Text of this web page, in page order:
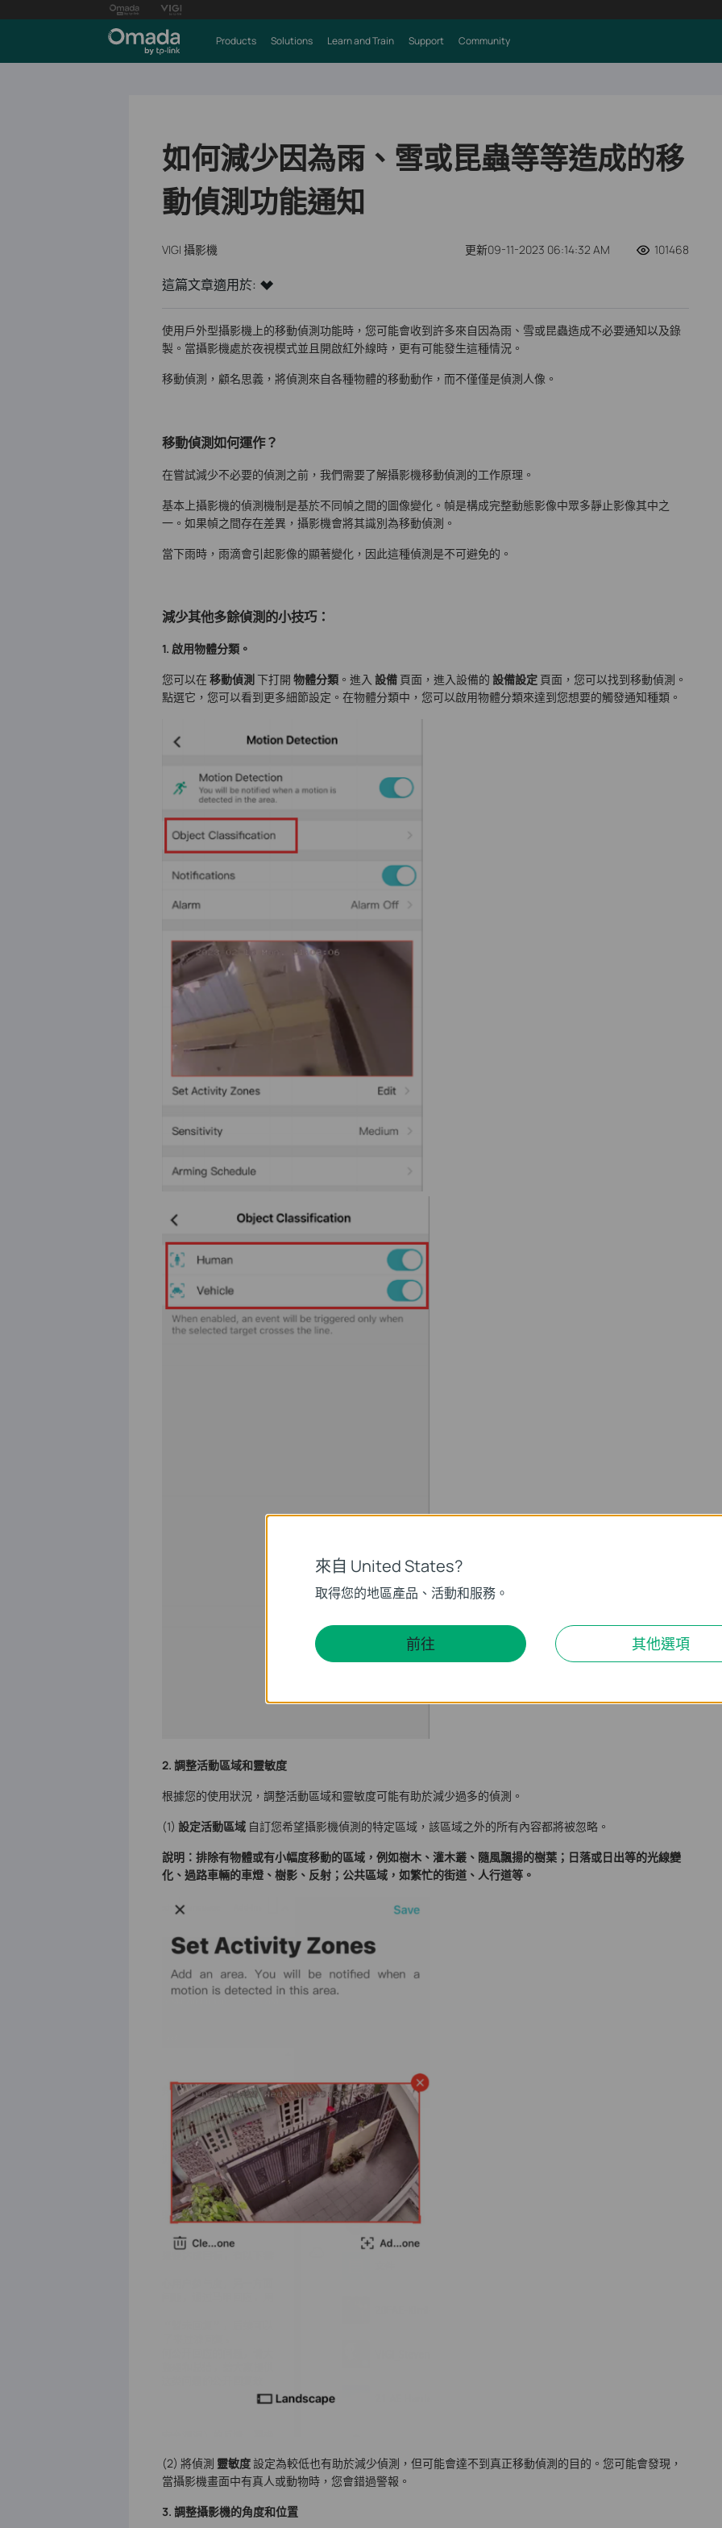
Products Solutions Learn and Train Support Community
如何減少因為雨、雪或昆蟲等等造成的移
動偵測功能通知
VIGI 攝影機 更新09-11-2023 06:14:32 AM 101468
這篇文章適用於:
使用戶外型攝影機上的移動偵測功能時，您可能會收到許多來自因為雨、雪或昆蟲造成不必要通知以及錄
製。當攝影機處於夜視模式並且開啟紅外線時，更有可能發生這種情況。
移動偵測，顧名思義，將偵測來自各種物體的移動動作，而不僅僅是偵測人像。
移動偵測如何運作？
在嘗試減少不必要的偵測之前，我們需要了解攝影機移動偵測的工作原理。
基本上攝影機的偵測機制是基於不同幀之間的圖像變化。幀是構成完整動態影像中眾多靜止影像其中之
一。如果幀之間存在差異，攝影機會將其識別為移動偵測。
當下雨時，雨滴會引起影像的顯著變化，因此這種偵測是不可避免的。
減少其他多餘偵測的小技巧：
1. 啟用物體分類。
您可以在 移動偵測下打開 物體分類。進入 設備頁面，進入設備的 設備設定頁面，您可以找到移動偵測。
點選它，您可以看到更多細節設定。在物體分類中，您可以啟用物體分類來達到您想要的觸發通知種類。
2. 調整活動區域和靈敏度
根據您的使用狀況，調整活動區域和靈敏度可能有助於減少過多的偵測。
(1) 設定活動區域 自訂您希望攝影機偵測的特定區域，該區域之外的所有內容都將被忽略。
說明：排除有物體或有小幅度移動的區域，例如樹木、灌木叢、隨風飄揚的樹葉；日落或日出等的光線變
化、過路車輛的車燈、樹影、反射；公共區域，如繁忙的街道、人行道等。
(2) 將偵測 靈敏度設定為較低也有助於減少偵測，但可能會達不到真正移動偵測的目的。您可能會發現，
當攝影機畫面中有真人或動物時，您會錯過警報。
3. 調整攝影機的角度和位置
來自 United States?
取得您的地區產品、活動和服務。
前往 其他選項